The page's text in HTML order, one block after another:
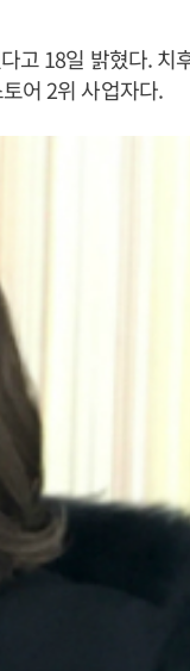
고 18일 밝혔다. 치
어 2위 사업자다.